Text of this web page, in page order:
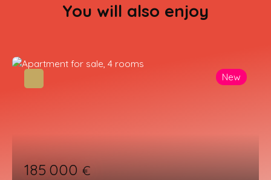
You will also enjoy
185 000€
New